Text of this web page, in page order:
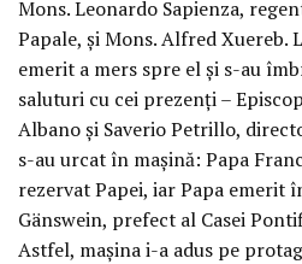
Mons. Leonardo Sapienza,
Papale, şi Mons. Alfred Xuereb.
emerit a mers spre el şi s-au
saluturi cu cei prezenţi –
Albano şi Saverio Petrillo,
s-au urcat în maşină: Papa
rezervat Papei, iar Papa emerit
Gänswein, prefect al Casei
Astfel, maşina i-a adus pe